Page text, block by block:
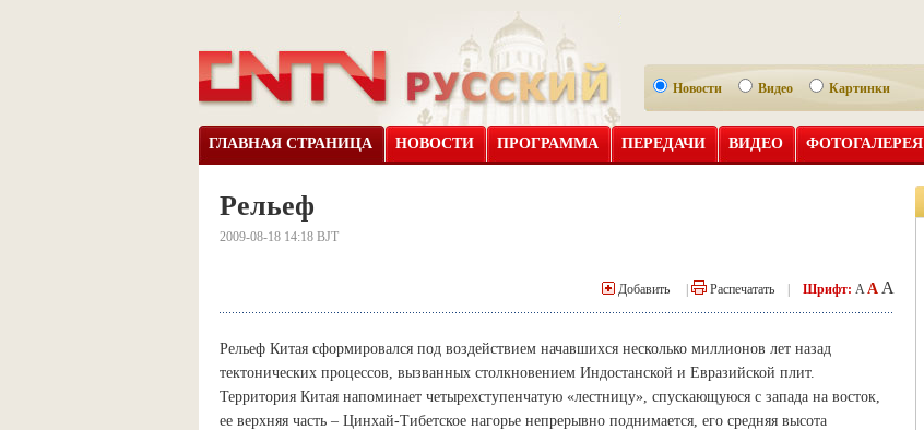
Новости Видео Картинки
ГЛАВНАЯ СТРАНИЦА НОВОСТИ ПРОГРАММА ПЕРЕДАЧИ ВИДЕО ФОТОГАЛЕРЕЯ
Рельеф
2009-08-18 14:18 BJT
Добавить Распечатать Шрифт: A A A
Рельеф Китая сформировался под воздействием начавшихся несколько миллионов лет назад
тектонических процессов, вызванных столкновением Индостанской и Евразийской плит.
Территория Китая напоминает четырехступенчатую «лестницу», спускающуюся с запада на восток,
ее верхняя часть – Цинхай-Тибетское нагорье непрерывно поднимается, его средняя высота